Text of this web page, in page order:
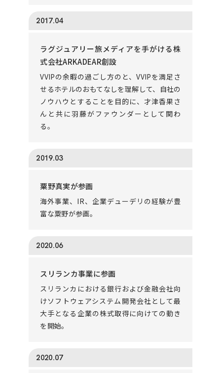
2017.04
ラグジュアリー旅メディアを手がける株
式会社ARKADEAR創設
VVIPの余暇の過ごし方のと、VVIPを満足さ
せるホテルのおもてなしを理解して、自社の
ノウハウとすることを目的に、才津香果さ
んと共に羽藤がファウンダーとして関わ
る。
2019.03
粟野真実が参画
海外事業、IR、企業デューデリの経験が豊
富な粟野が参画。
2020.06
スリランカ事業に参画
スリランカにおける銀行および金融会社向
けソフトウェアシステム開発会社として最
大手となる企業の株式取得に向けての動き
を開始。
2020.07